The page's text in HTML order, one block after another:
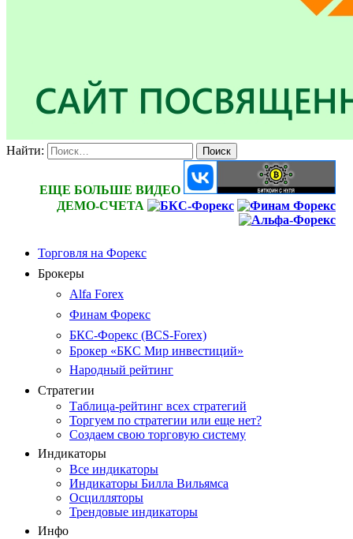
Найти:
ЕЩЕ БОЛЬШЕ ВИДЕО
ДЕМО-СЧЕТА
Торговля на Форекс
Брокеры
Alfa Forex
Финам Форекс
БКС-Форекс (BCS-Forex)
Брокер «БКС Мир инвестиций»
Народный рейтинг
Стратегии
Таблица-рейтинг всех стратегий
Торгуем по стратегии или еще нет?
Создаем свою торговую систему
Индикаторы
Все индикаторы
Индикаторы Билла Вильямса
Осцилляторы
Трендовые индикаторы
Инфо